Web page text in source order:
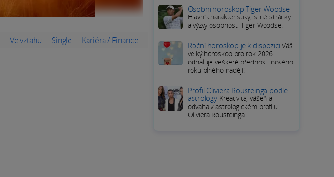
Ve vztahu Single Kariéra / Finance Rady na měsíc PODROBNÝ HOROSKOP Ryb
Osobní horoskop Tiger Woodse
Hlavní charakteristiky, silné stránky
a výzvy osobnosti Tiger Woodse.
Roční horoskop je k dispozici Váš
velký horoskop pro rok 2026
odhaluje veškeré přednosti nového
roku plného nadějí!
Profil Oliviera Rousteinga podle
astrology Kreativita, vášeň a
odvaha v astrologickém profilu
Oliviera Rousteinga.